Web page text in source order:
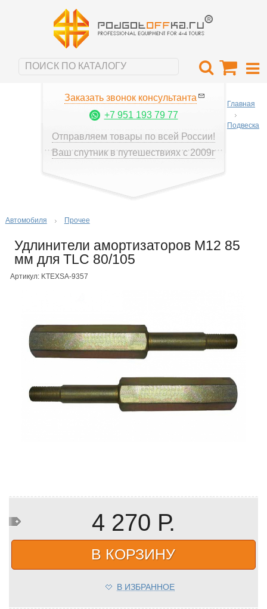
Заказать звонок консультанта
+7 951 193 79 77
Отправляем товары по всей России!
Ваш спутник в путешествиях с 2009г
Главная
Подвеска
Автомобиля Прочее
Удлинители амортизаторов М12 85
мм для TLC 80/105
Артикул: KTEXSA-9357
4 270 Р.
В КОРЗИНУ
В ИЗБРАННОЕ